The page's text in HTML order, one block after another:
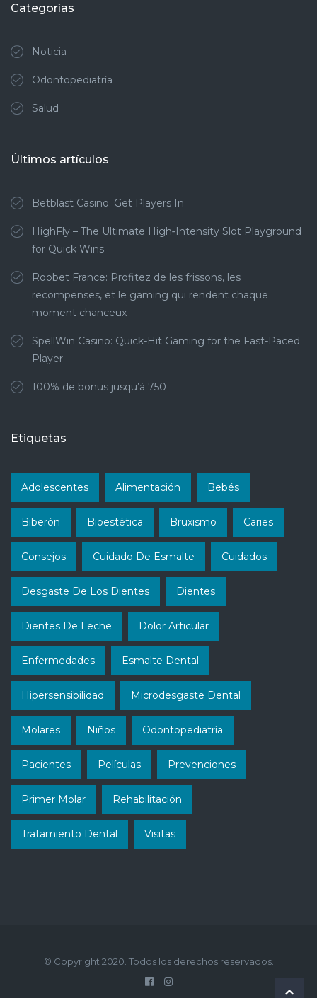
Categorías
Noticia
Odontopediatría
Salud
Últimos artículos
Betblast Casino: Get Players In
HighFly – The Ultimate High‑Intensity Slot Playground
for Quick Wins
Roobet France: Profitez de les frissons, les
recompenses, et le gaming qui rendent chaque
moment chanceux
SpellWin Casino: Quick‑Hit Gaming for the Fast‑Paced
Player
100% de bonus jusqu’à 750
Etiquetas
Adolescentes Alimentación Bebés
Biberón Bioestética Bruxismo Caries
Consejos Cuidado De Esmalte Cuidados
Desgaste De Los Dientes Dientes
Dientes De Leche Dolor Articular
Enfermedades Esmalte Dental
Hipersensibilidad Microdesgaste Dental
Molares Niños Odontopediatría
Pacientes Películas Prevenciones
Primer Molar Rehabilitación
Tratamiento Dental Visitas
© Copyright 2020. Todos los derechos reservados.